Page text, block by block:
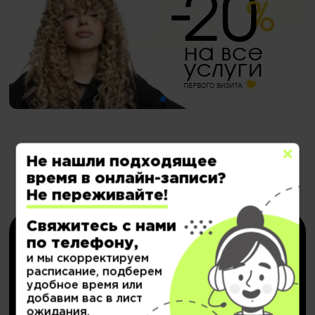
Электронные сертификаты на
депозит со скидкой
Не нашли подходящее
время в онлайн-записи?
Не переживайте!
Свяжитесь с нами
по телефону,
и мы скорректируем
расписание, подберем
удобное время или
добавим вас в лист
ожидания.